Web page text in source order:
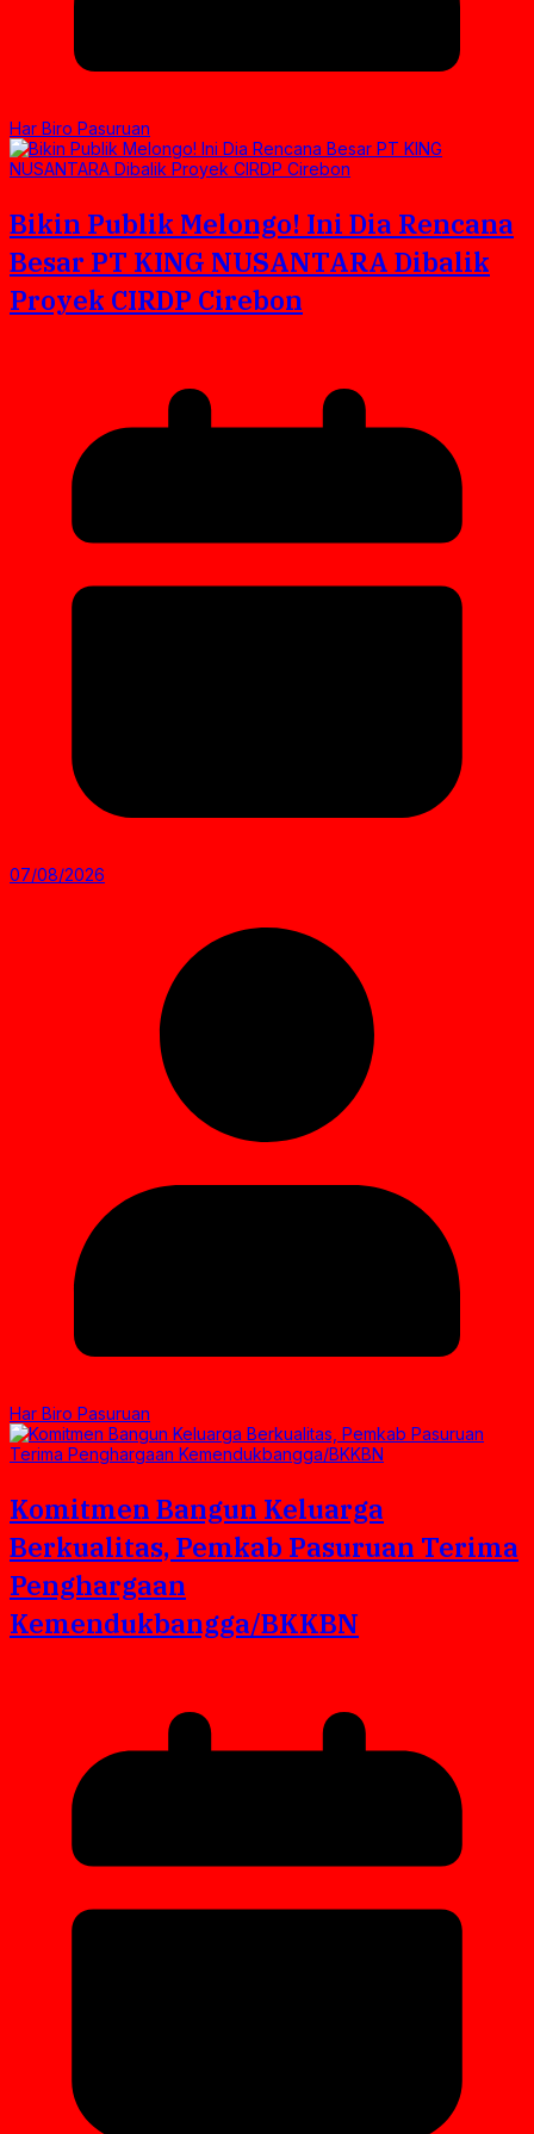
Har Biro Pasuruan
Bikin Publik Melongo! Ini Dia Rencana
Besar PT KING NUSANTARA Dibalik
Proyek CIRDP Cirebon
07/08/2026
Har Biro Pasuruan
Komitmen Bangun Keluarga
Berkualitas, Pemkab Pasuruan Terima
Penghargaan
Kemendukbangga/BKKBN